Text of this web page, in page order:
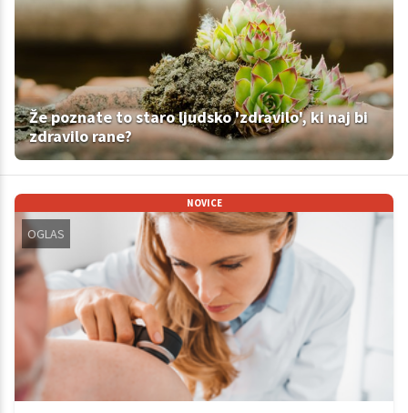
Že poznate to staro ljudsko 'zdravilo', ki naj bi
zdravilo rane?
NOVICE
OGLAS